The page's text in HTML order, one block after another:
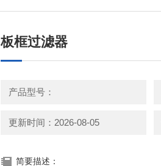
板框过滤器
产品型号：
更新时间：2026-08-05
简要描述：